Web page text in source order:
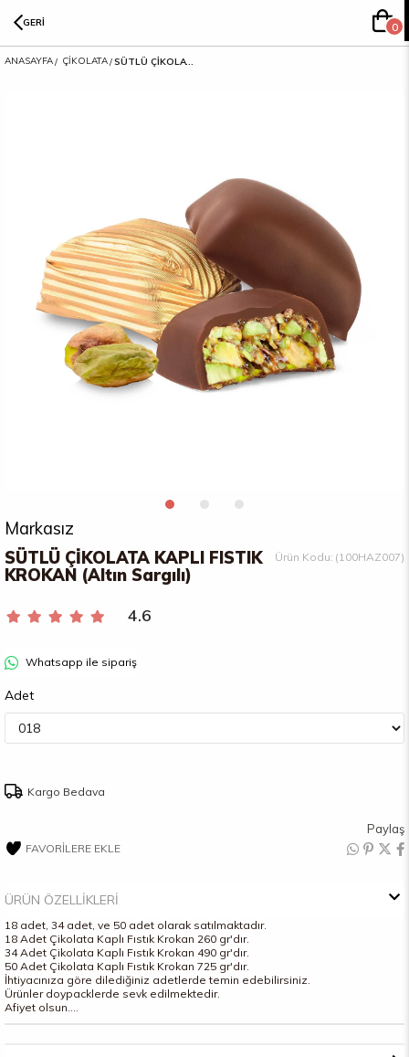
GERİ 0
ANASAYFA ÇİKOLATA SÜTLÜ ÇİKOLATA KAPLI FISTIK KROKAN (Altın Sargılı)
Markasız
SÜTLÜ ÇİKOLATA KAPLI FISTIK
KROKAN (Altın Sargılı)
4.6
Whatsapp ile sipariş
Adet
(100HAZ007)
Kargo Bedava
FAVORILERE EKLE
Paylaş
ÜRÜN ÖZELLIKLERI
18 adet, 34 adet, ve 50 adet olarak satılmaktadır.
18 Adet Çikolata Kaplı Fıstık Krokan 260 gr'dır.
34 Adet Çikolata Kaplı Fıstık Krokan 490 gr'dır.
50 Adet Çikolata Kaplı Fıstık Krokan 725 gr'dır.
İhtiyacınıza göre dilediğiniz adetlerde temin edebilirsiniz.
Ürünler doypacklerde sevk edilmektedir.
Afiyet olsun....